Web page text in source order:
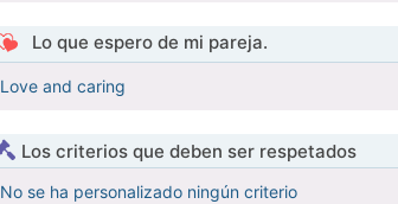
Lo que espero de mi pareja.
Love and caring
Los criterios que deben ser respetados
No se ha personalizado ningún criterio